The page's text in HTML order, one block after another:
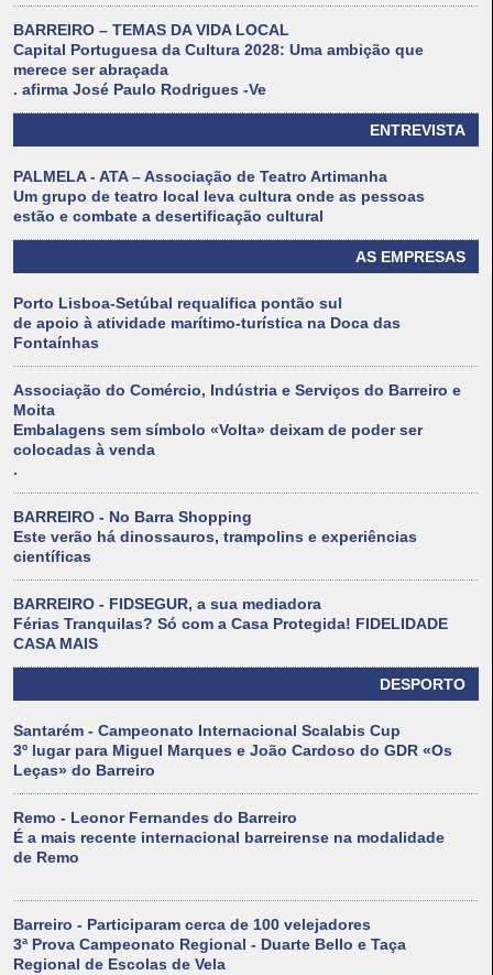
BARREIRO – TEMAS DA VIDA LOCAL
Capital Portuguesa da Cultura 2028: Uma ambição que
merece ser abraçada
. afirma José Paulo Rodrigues -Ve
ENTREVISTA
PALMELA - ATA – Associação de Teatro Artimanha
Um grupo de teatro local leva cultura onde as pessoas
estão e combate a desertificação cultural
AS EMPRESAS
Porto Lisboa-Setúbal requalifica pontão sul
de apoio à atividade marítimo-turística na Doca das
Fontaínhas
Associação do Comércio, Indústria e Serviços do Barreiro e
Moita
Embalagens sem símbolo «Volta» deixam de poder ser
colocadas à venda
.
BARREIRO - No Barra Shopping
Este verão há dinossauros, trampolins e experiências
científicas
BARREIRO - FIDSEGUR, a sua mediadora
Férias Tranquilas? Só com a Casa Protegida! FIDELIDADE
CASA MAIS
DESPORTO
Santarém - Campeonato Internacional Scalabis Cup
3º lugar para Miguel Marques e João Cardoso do GDR «Os
Leças» do Barreiro
Remo - Leonor Fernandes do Barreiro
É a mais recente internacional barreirense na modalidade
de Remo
Barreiro - Participaram cerca de 100 velejadores
3ª Prova Campeonato Regional - Duarte Bello e Taça
Regional de Escolas de Vela